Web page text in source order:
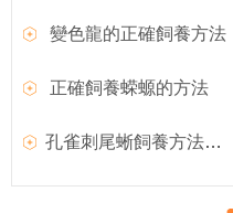
變色龍的正確飼養方法
正確飼養蝾螈的方法
孔雀刺尾蜥飼養方法和外形特征介紹